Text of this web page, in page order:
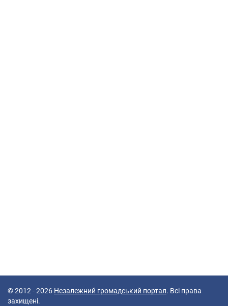
© 2012 - 2026 Незалежний громадський портал. Всі права
захищені.